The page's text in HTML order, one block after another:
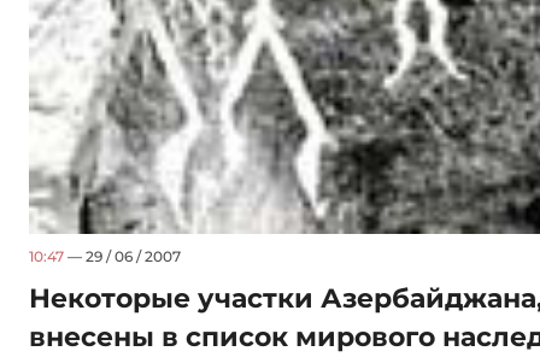
10:47 — 29 / 06 / 2007
Некоторые участки
внесены в список мирового